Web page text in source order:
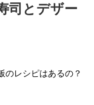
司とデザー
のレシピはあるの？